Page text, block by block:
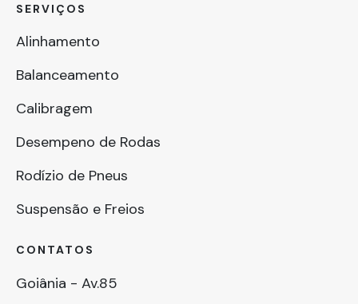
SERVIÇOS
Alinhamento
Balanceamento
Calibragem
Desempeno de Rodas
Rodízio de Pneus
Suspensão e Freios
CONTATOS
Goiânia - Av.85